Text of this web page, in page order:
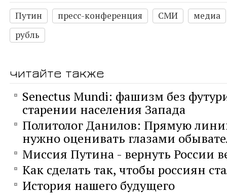
Путин пресс-конференция СМИ
медиа
рубль
читайте также
Senectus Mundi: фашизм без
старении населения Запада
Политолог Данилов: Прямую
нужно оценивать глазами
Миссия Путина - вернуть России
Как сделать так, чтобы россиян
История нашего будущего